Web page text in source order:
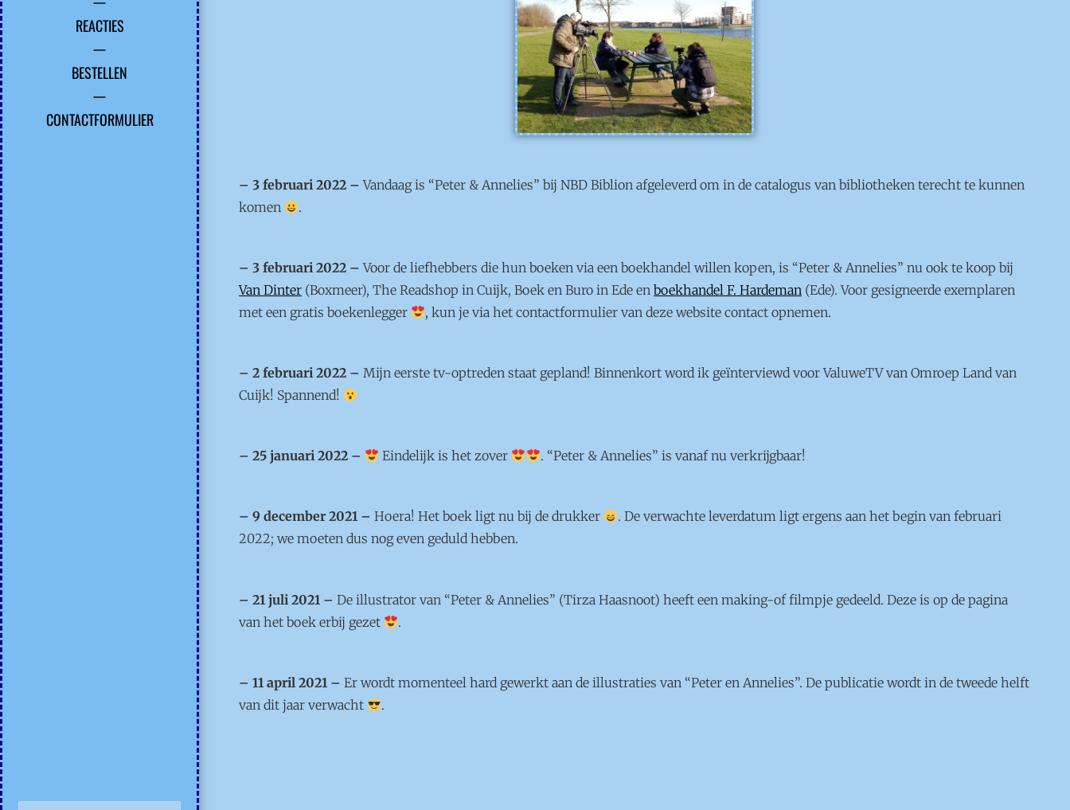
REACTIES
BESTELLEN
CONTACTFORMULIER
– 3 februari 2022 – Vandaag is “Peter & Annelies” bij NBD Biblion afgeleverd om in de catalogus van bibliotheken terecht te kunnen
komen
.
– 3 februari 2022 – Voor de liefhebbers die hun boeken via een boekhandel willen kopen, is “Peter & Annelies” nu ook te koop bij
Van Dinter (Boxmeer), The Readshop in Cuijk, Boek en Buro in Ede en boekhandel F. Hardeman (Ede). Voor gesigneerde exemplaren
met een gratis boekenlegger
, kun je via het contactformulier van deze website contact opnemen.
– 2 februari 2022 – Mijn eerste tv-optreden staat gepland! Binnenkort word ik geïnterviewd voor ValuweTV van Omroep Land van
Cuijk! Spannend!
– 25 januari 2022 – Eindelijk is het zover . “Peter & Annelies” is vanaf nu verkrijgbaar!
– 9 december 2021 – Hoera! Het boek ligt nu bij de drukker
. De verwachte leverdatum ligt ergens aan het begin van februari
2022; we moeten dus nog even geduld hebben.
– 21 juli 2021 – De illustrator van “Peter & Annelies” (Tirza Haasnoot) heeft een making-of filmpje gedeeld. Deze is op de pagina
van het boek erbij gezet
.
– 11 april 2021 – Er wordt momenteel hard gewerkt aan de illustraties van “Peter en Annelies”. De publicatie wordt in de tweede helft
van dit jaar verwacht
.